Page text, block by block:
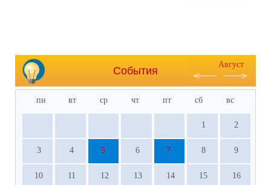
События
Август
пн вт ср чт пт сб вс
1 2
3 4 5 6 7 8 9
10 11 12 13 14 15 16